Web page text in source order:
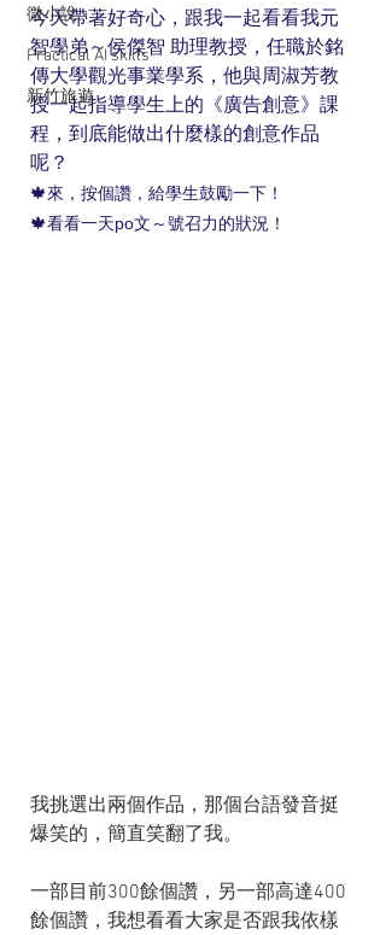
微小說
Practical AI skills
新竹旅遊
今天帶著好奇心，跟我一起看看我元
智學弟～侯傑智 助理教授，任職於銘
傳大學觀光事業學系，他與周淑芳教
授一起指導學生上的《廣告創意》課
程，到底能做出什麼樣的創意作品
呢？
🍁來，按個讚，給學生鼓勵一下！
🍁看看一天po文～號召力的狀況！
我挑選出兩個作品，那個台語發音挺
爆笑的，簡直笑翻了我。
一部目前300餘個讚，另一部高達400
餘個讚，我想看看大家是否跟我依樣